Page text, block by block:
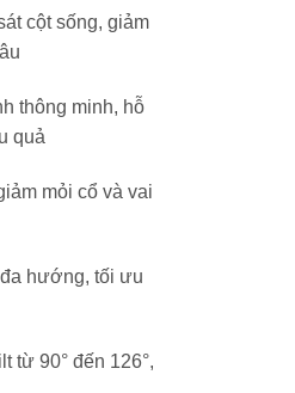
cột sống, giảm
thông minh, hỗ
quả
mỏi cổ và vai
hướng, tối ưu
từ 90° đến 126°,